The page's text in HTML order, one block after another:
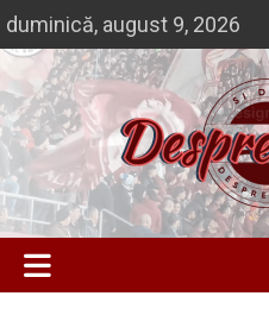
Skip
to
content
duminică, august 9, 2026
Despre Rapid
Si doar … despre Rapid